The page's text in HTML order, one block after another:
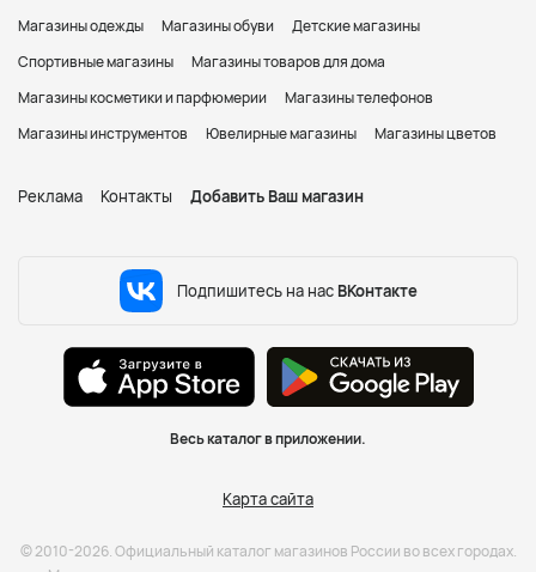
Магазины одежды Магазины обуви
Детские магазины
Спортивные магазины
Магазины товаров для дома
Магазины косметики и парфюмерии
Магазины телефонов
Магазины инструментов
Ювелирные магазины Магазины цветов
Реклама Контакты Добавить Ваш магазин
Подпишитесь на нас ВКонтакте
Весь каталог в приложении.
Карта сайта
© 2010-2026. Официальный каталог магазинов России во всех городах.